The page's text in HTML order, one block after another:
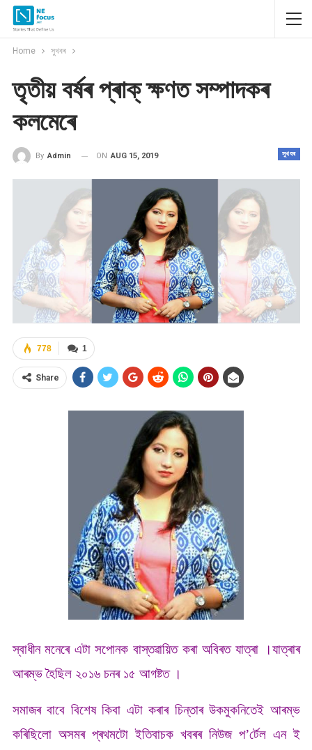
Home সুখবৰ
তৃতীয় বৰ্ষৰ প্ৰাক্ ক্ষণত সম্পাদকৰ
কলমেৰে
সুখবৰ
By Admin ON AUG 15, 2019
1
778
Share
স্বাধীন মনেৰে এটা সপোনক বাস্তৱায়িত কৰা অবিৰত যাত্ৰা ।যাত্ৰাৰ
আৰম্ভ হৈছিল ২০১৬ চনৰ ১৫ আগষ্টত ।
সমাজৰ বাবে বিশেষ কিবা এটা কৰাৰ চিন্তাৰ উকমুকনিতেই আৰম্ভ
কৰিছিলো অসমৰ প্ৰথমটো ইতিবাচক খবৰৰ নিউজ প’ৰ্টেল এন ই